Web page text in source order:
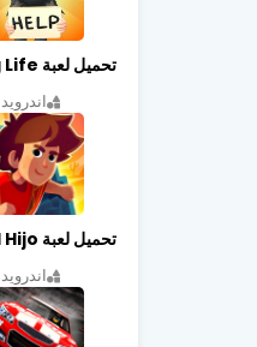
اندرويد
اندرويد